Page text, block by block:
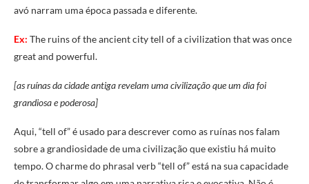
avó narram uma época passada e diferente.
Ex: The ruins of the ancient city tell of a civilization that was once
great and powerful.
[as ruínas da cidade antiga revelam uma civilização que um dia foi
grandiosa e poderosa]
Aqui, “tell of” é usado para descrever como as ruínas nos falam
sobre a grandiosidade de uma civilização que existiu há muito
tempo. O charme do phrasal verb “tell of” está na sua capacidade